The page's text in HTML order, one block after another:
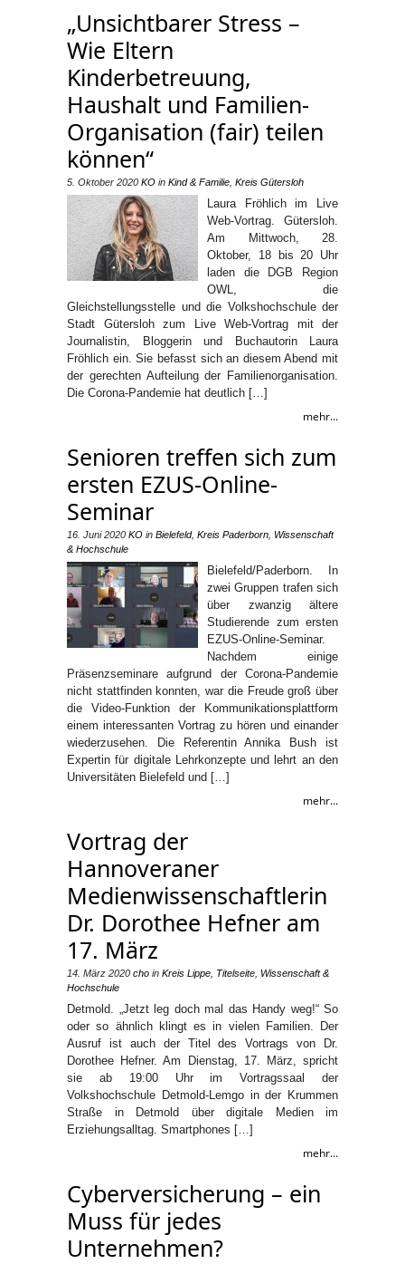
„Unsichtbarer Stress –
Wie Eltern
Kinderbetreuung,
Haushalt und Familien-
Organisation (fair) teilen
können“
5. Oktober 2020 KO in Kind & Familie Kreis Gütersloh
Laura Fröhlich im Live
Web-Vortrag. Gütersloh.
Am Mittwoch, 28.
Oktober, 18 bis 20 Uhr
laden die DGB Region
OWL, die
Gleichstellungsstelle und die Volkshochschule der
Stadt Gütersloh zum Live Web-Vortrag mit der
Journalistin, Bloggerin und Buchautorin Laura
Fröhlich ein. Sie befasst sich an diesem Abend mit
der gerechten Aufteilung der Familienorganisation.
Die Corona-Pandemie hat deutlich […]
mehr...
Senioren treffen sich zum
ersten EZUS-Online-
Seminar
16. Juni 2020 KO in Bielefeld, Kreis Paderborn Wissenschaft
& Hochschule
Bielefeld/Paderborn. In
zwei Gruppen trafen sich
über zwanzig ältere
Studierende zum ersten
EZUS-Online-Seminar.
Nachdem einige
Präsenzseminare aufgrund der Corona-Pandemie
nicht stattfinden konnten, war die Freude groß über
die Video-Funktion der Kommunikationsplattform
einem interessanten Vortrag zu hören und einander
wiederzusehen. Die Referentin Annika Bush ist
Expertin für digitale Lehrkonzepte und lehrt an den
Universitäten Bielefeld und […]
mehr...
Vortrag der
Hannoveraner
Medienwissenschaftlerin
Dr. Dorothee Hefner am
17. März
14. März 2020 cho in Kreis Lippe Titelseite Wissenschaft &
Hochschule
Detmold. „Jetzt leg doch mal das Handy weg!“ So
oder so ähnlich klingt es in vielen Familien. Der
Ausruf ist auch der Titel des Vortrags von Dr.
Dorothee Hefner. Am Dienstag, 17. März, spricht
sie ab 19:00 Uhr im Vortragssaal der
Volkshochschule Detmold-Lemgo in der Krummen
Straße in Detmold über digitale Medien im
Erziehungsalltag. Smartphones […]
mehr...
Cyberversicherung – ein
Muss für jedes
Unternehmen?